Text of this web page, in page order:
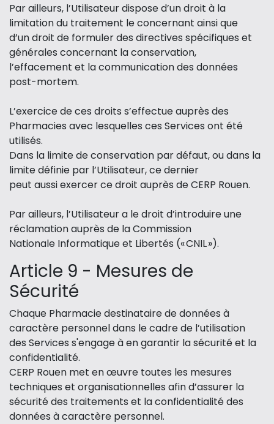
Par ailleurs, l’Utilisateur dispose d’un droit à la
limitation du traitement le concernant ainsi que
d’un droit de formuler des directives spécifiques et
générales concernant la conservation,
l’effacement et la communication des données
post-mortem.
L’exercice de ces droits s’effectue auprès des
Pharmacies avec lesquelles ces Services ont été
utilisés.
Dans la limite de conservation par défaut, ou dans la
limite définie par l’Utilisateur, ce dernier
peut aussi exercer ce droit auprès de CERP Rouen.
Par ailleurs, l’Utilisateur a le droit d’introduire une
réclamation auprès de la Commission
Nationale Informatique et Libertés (« CNIL »).
Article 9 - Mesures de
Sécurité
Chaque Pharmacie destinataire de données à
caractère personnel dans le cadre de l’utilisation
des Services s'engage à en garantir la sécurité et la
confidentialité.
CERP Rouen met en œuvre toutes les mesures
techniques et organisationnelles afin d’assurer la
sécurité des traitements et la confidentialité des
données à caractère personnel.